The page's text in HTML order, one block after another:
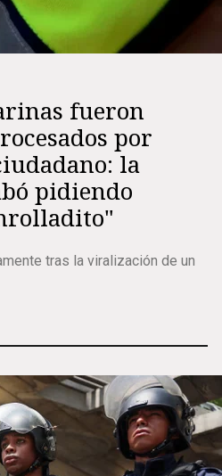
fueron
por
la
pidiendo
tras la viralización de un